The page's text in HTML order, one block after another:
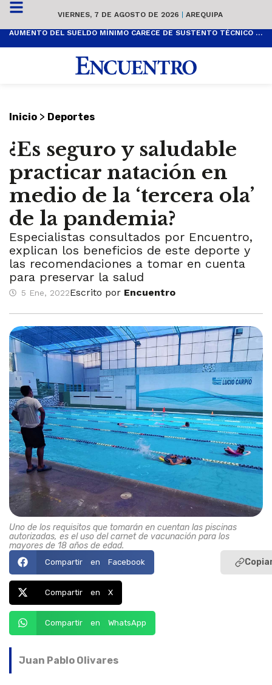
VIERNES, 7 DE AGOSTO DE 2026 | AREQUIPA
AUMENTO DEL SUELDO MÍNIMO CARECE DE SUSTENTO TÉCNICO Y ES POPULISTA
Inicio > Deportes
¿Es seguro y saludable
practicar natación en
medio de la ‘tercera ola’
de la pandemia?
Especialistas consultados por Encuentro,
explican los beneficios de este deporte y
las recomendaciones a tomar en cuenta
para preservar la salud
5 Ene, 2022Escrito por Encuentro
Uno de los requisitos que tomarán en cuentan las piscinas
autorizadas, es el uso del carnet de vacunación para los
mayores de 18 años de edad.
Compartir en Facebook
Compartir en X
Compartir en WhatsApp
Juan Pablo Olivares